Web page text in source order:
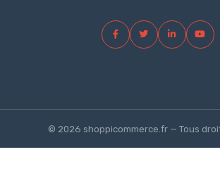
© 2026 shoppicommerce.fr — Tous